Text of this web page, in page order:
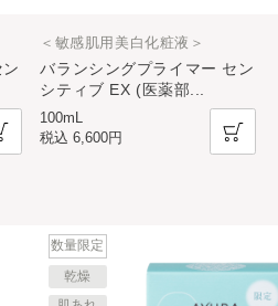
バランシングプライマー セン
シティブ EX (医薬部
＜敏感肌用美白化粧液＞
100mL
税込6,600円
数量限定
乾燥